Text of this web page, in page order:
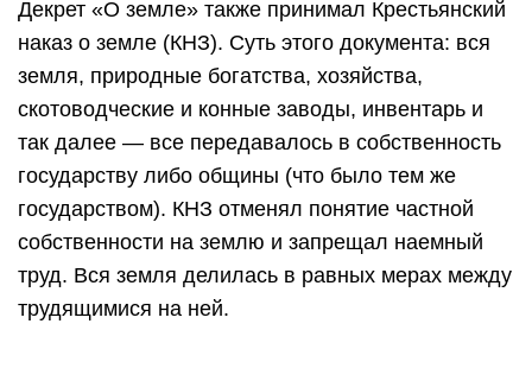
Декрет «О земле» также принимал Крестьянский
наказ о земле (КНЗ). Суть этого документа: вся
земля, природные богатства, хозяйства,
скотоводческие и конные заводы, инвентарь и
так далее — все передавалось в собственность
государству либо общины (что было тем же
государством). КНЗ отменял понятие частной
собственности на землю и запрещал наемный
труд. Вся земля делилась в равных мерах между
трудящимися на ней.